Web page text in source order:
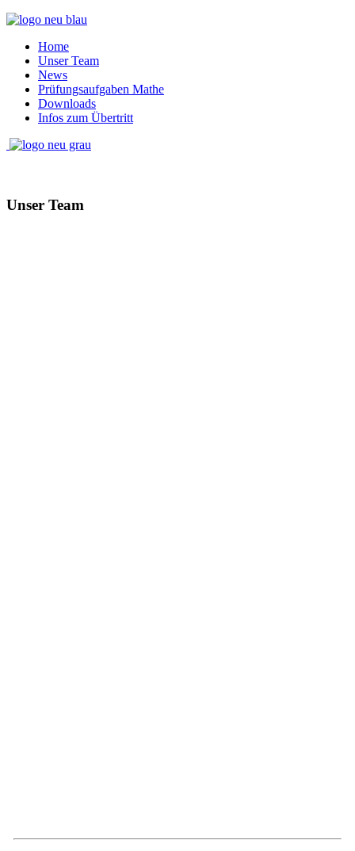
Home
Unser Team
News
Prüfungsaufgaben Mathe
Downloads
Infos zum Übertritt
Unser Team